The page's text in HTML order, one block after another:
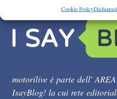
Cookie Policy
motorilive è parte dell' AREA
IsayBlog! la cui rete